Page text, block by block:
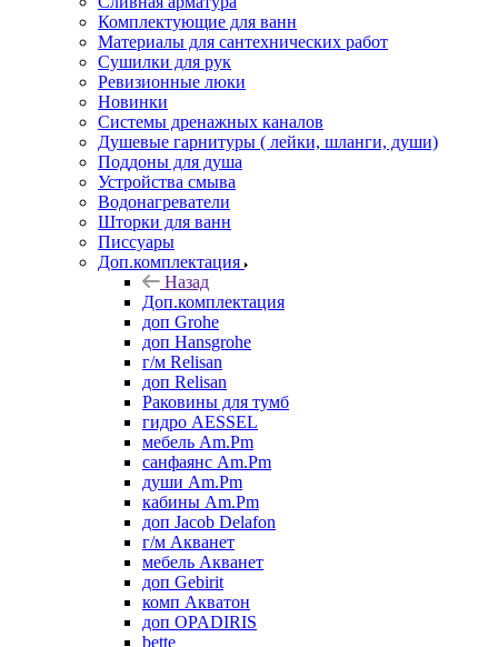
Комплектующие для ванн
Материалы для сантехнических работ
Сушилки для рук
Ревизионные люки
Новинки
Системы дренажных каналов
Душевые гарнитуры ( лейки, шланги, души)
Поддоны для душа
Устройства смыва
Водонагреватели
Шторки для ванн
Писсуары
Доп.комплектация
Назад
Доп.комплектация
доп Grohe
доп Hansgrohe
г/м Relisan
доп Relisan
Раковины для тумб
гидро AESSEL
мебель Am.Pm
санфаянс Am.Pm
души Am.Pm
кабины Am.Pm
доп Jacob Delafon
г/м Акванет
мебель Акванет
доп Gebirit
комп Акватон
доп OPADIRIS
bette